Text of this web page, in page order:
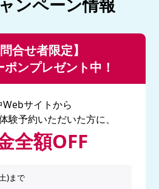
合せ者限定】
ンプレゼント中！
Webサイトから
験予約いただいた方に、
全額OFF
)まで